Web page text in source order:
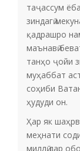
таҷассум
зиндагӣ
қадрашро
маънавӣ
танҳо ҷойи
муҳаббат
соҳиби
ҳудуди он.
Ҳар як
меҳнати
миллӣ дар